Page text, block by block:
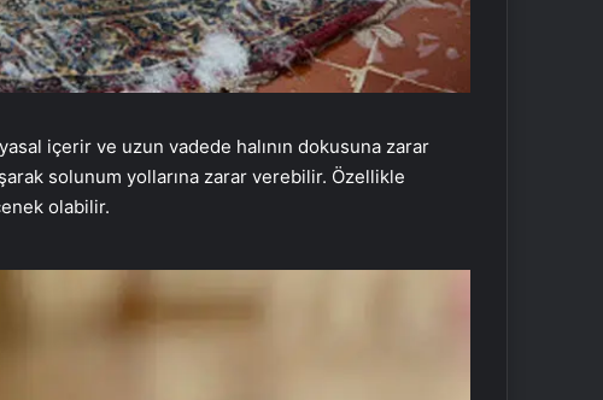
içerir ve uzun vadede halının dokusuna zarar
solunum yollarına zarar verebilir. Özellikle
olabilir.